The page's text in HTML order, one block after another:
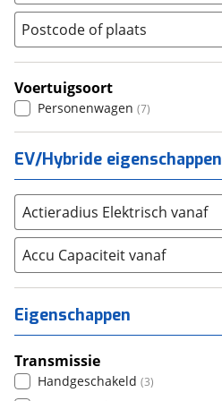
Seat (2353)
SKODA 3302
Suzuki (2708)
Toyota (8571
Volkswagen (11343
Alle merken
Abarth (41)
Aiways (16)
Aixam (76)
Alfa Romeo (454)
Alpine
Aston Martin (15)
Audi (5452
Austin (5)
Postcode of plaats
Voertuigsoort
Personenwagen (7)
EV/Hybride eigenschappen
Actieradius Elektrisch vanaf
Accu Capaciteit vanaf
Eigenschappen
Transmissie
Handgeschakeld (3)